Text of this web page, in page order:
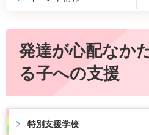
発達が心配なか
る子への支援
特別支援学校